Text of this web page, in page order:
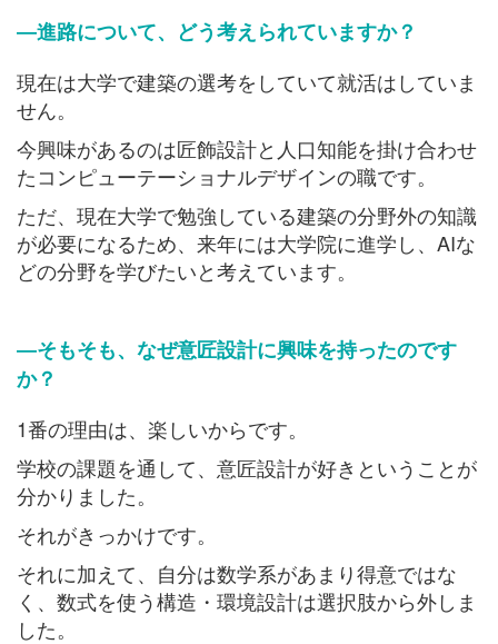
―進路について、どう考えられていますか？
現在は大学で建築の選考をしていて就活はしていま
せん。
今興味があるのは匠飾設計と人口知能を掛け合わせ
たコンピューテーショナルデザインの職です。
ただ、現在大学で勉強している建築の分野外の知識
が必要になるため、来年には大学院に進学し、AIな
どの分野を学びたいと考えています。
―そもそも、なぜ意匠設計に興味を持ったのです
か？
1番の理由は、楽しいからです。
学校の課題を通して、意匠設計が好きということが
分かりました。
それがきっかけです。
それに加えて、自分は数学系があまり得意ではな
く、数式を使う構造・環境設計は選択肢から外しま
した。